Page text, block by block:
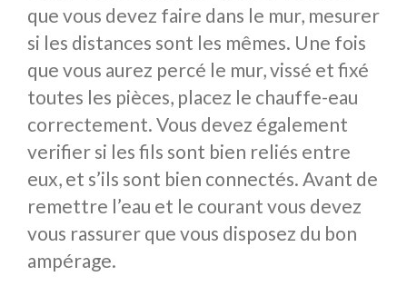
que vous devez faire dans le mur, mesurer
si les distances sont les mêmes. Une fois
que vous aurez percé le mur, vissé et fixé
toutes les pièces, placez le chauffe-eau
correctement. Vous devez également
verifier si les fils sont bien reliés entre
eux, et s’ils sont bien connectés. Avant de
remettre l’eau et le courant vous devez
vous rassurer que vous disposez du bon
ampérage.